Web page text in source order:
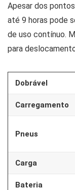
Apesar dos
até 9 horas pode
de uso contínuo.
para
Dobrável
Carregamento
Pneus
Carga
Bateria